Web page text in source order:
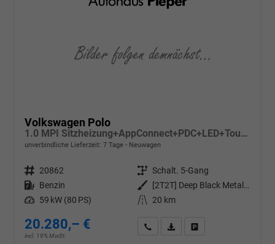
Volkswagen Polo
1.0 MPI Sitzheizung+AppConnect+PDC+LED+Touch+Lichtsensor+MultiLenkrad
unverbindliche Lieferzeit: 7 Tage Neuwagen
Fahrzeugnr. 20862 Getriebe Schalt. 5-Gang
Kraftstoff Benzin Außenfarbe
[2T2T] Deep Black Metallic
Leistung 59 kW (80 PS) Kilometerstand 20 km
20.280,– €
incl. 19% MwSt.
Wir rufen Sie anPDF-Datei, Fahrzeugexposé